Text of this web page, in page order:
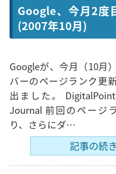
Google、今月2度
(2007年10月)
Googleが、今月（10月
バーのページランク更
出ました。
Journal 前回のページ
り、さらにダ…
記事の続